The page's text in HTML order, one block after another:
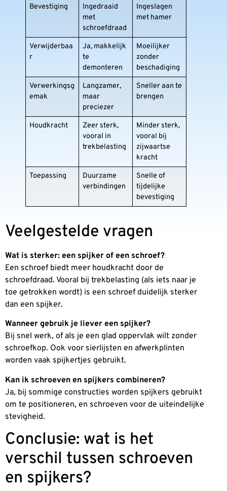
Bevestiging
Ingedraaid
met
schroefdraad
Ingeslagen
met hamer
Verwijderbaa
r
Ja, makkelijk
te
demonteren
Moeilijker
zonder
beschadiging
Verwerkingsg
emak
Langzamer,
maar
preciezer
Sneller aan te
brengen
Houdkracht
Zeer sterk,
vooral in
trekbelasting
Minder sterk,
vooral bij
zijwaartse
kracht
Toepassing
Duurzame
verbindingen
Snelle of
tijdelijke
bevestiging
Veelgestelde vragen
Wat is sterker: een spijker of een schroef?
Een schroef biedt meer houdkracht door de
schroefdraad. Vooral bij trekbelasting (als iets naar je
toe getrokken wordt) is een schroef duidelijk sterker
dan een spijker.
Wanneer gebruik je liever een spijker?
Bij snel werk, of als je een glad oppervlak wilt zonder
schroefkop. Ook voor sierlijsten en afwerkplinten
worden vaak spijkertjes gebruikt.
Kan ik schroeven en spijkers combineren?
Ja, bij sommige constructies worden spijkers gebruikt
om te positioneren, en schroeven voor de uiteindelijke
stevigheid.
Conclusie: wat is het
verschil tussen schroeven
en spijkers?